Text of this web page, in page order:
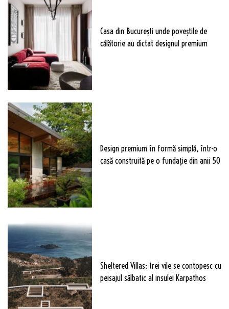
Casa din București unde poveștile de
călătorie au dictat designul premium
Design premium în formă simplă, într-o
casă construită pe o fundație din anii 50
Sheltered Villas: trei vile se contopesc cu
peisajul sălbatic al insulei Karpathos